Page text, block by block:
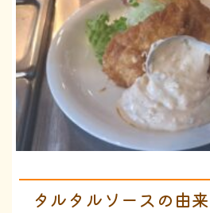
タルタルソースの由来